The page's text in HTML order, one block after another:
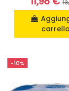
carrello
-10%